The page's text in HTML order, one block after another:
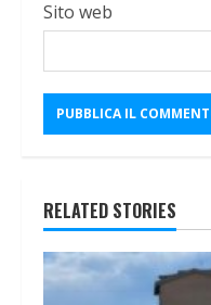
Sito web
RELATED STORIES